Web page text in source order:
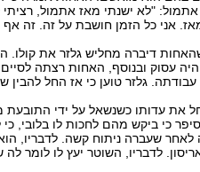
אתמול: "לא ישנתי מאז אתמול,
אני כל הזמן חושבת על זה. זה
דיברה מחליש גלזר את קולו.
עסוק ובנוסף, האחות רצתה
גלזר טוען כי אז החל להבין
את עדותו כשנשאל על ידי התובעת
כי ביקש מהם לחכות לו בלובי,
שעברה ניתוח קשה. לדבריו,
לדבריו, השוטר יעץ לו לומר